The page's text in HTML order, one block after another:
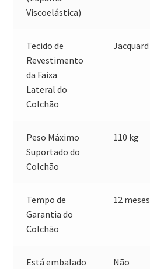
Viscoelástica)
Tecido de
Revestimento
da Faixa
Lateral do
Colchão
Jacquard
Peso Máximo
Suportado do
Colchão
110 kg
Tempo de
Garantia do
Colchão
12 meses
Está embalado
Não